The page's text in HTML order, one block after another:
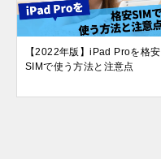
【2022年版】iPad Proを格安
SIMで使う方法と注意点